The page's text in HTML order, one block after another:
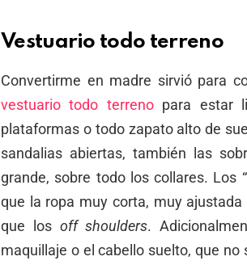
Vestuario todo terreno
Convertirme en madre sirvió para
vestuario todo terrenopara estar
plataformas o todo zapato alto de
sandalias abiertas, también las
grande, sobre todo los collares. Los
que la ropa muy corta, muy
que los off shoulders.
maquillaje o el cabello suelto, que